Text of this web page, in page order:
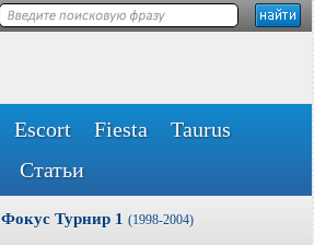
Escort Fiesta
Taurus
Статьи
Фокус Турнир 1 (1998-2004)